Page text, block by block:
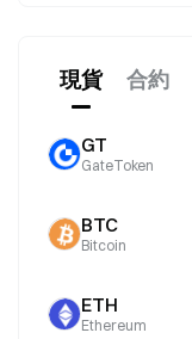
現貨 合約
GT
GateToken
BTC
Bitcoin
ETH
Ethereum